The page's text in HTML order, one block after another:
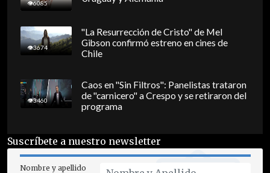
6085
3674
"La Resurrección de Cristo" de Mel
Gibson confirmó estreno en cines de
Chile
3460
Caos en "Sin Filtros": Panelistas trataron
de "carnicero" a Crespo y se retiraron del
programa
Suscríbete a nuestro newsletter
Nombre y apellido